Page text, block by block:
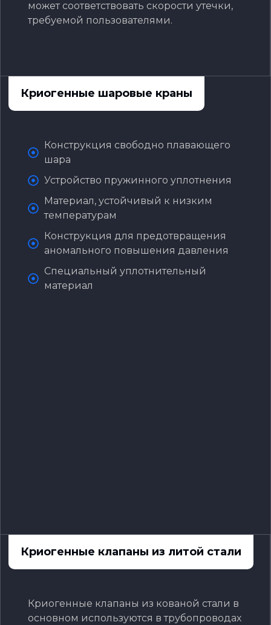
может соответствовать скорости утечки,
требуемой пользователями.
Криогенные шаровые краны
Конструкция свободно плавающего
шара‌
Устройство пружинного уплотнения‌
‌Материал, устойчивый к низким
температурам‌
Конструкция для предотвращения
аномального повышения давления
Специальный уплотнительный
материал‌
Криогенные клапаны из литой стали
Криогенные клапаны из кованой стали в
основном используются в трубопроводах